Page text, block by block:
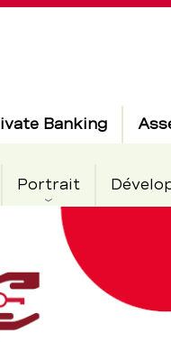
Banking
Portrait